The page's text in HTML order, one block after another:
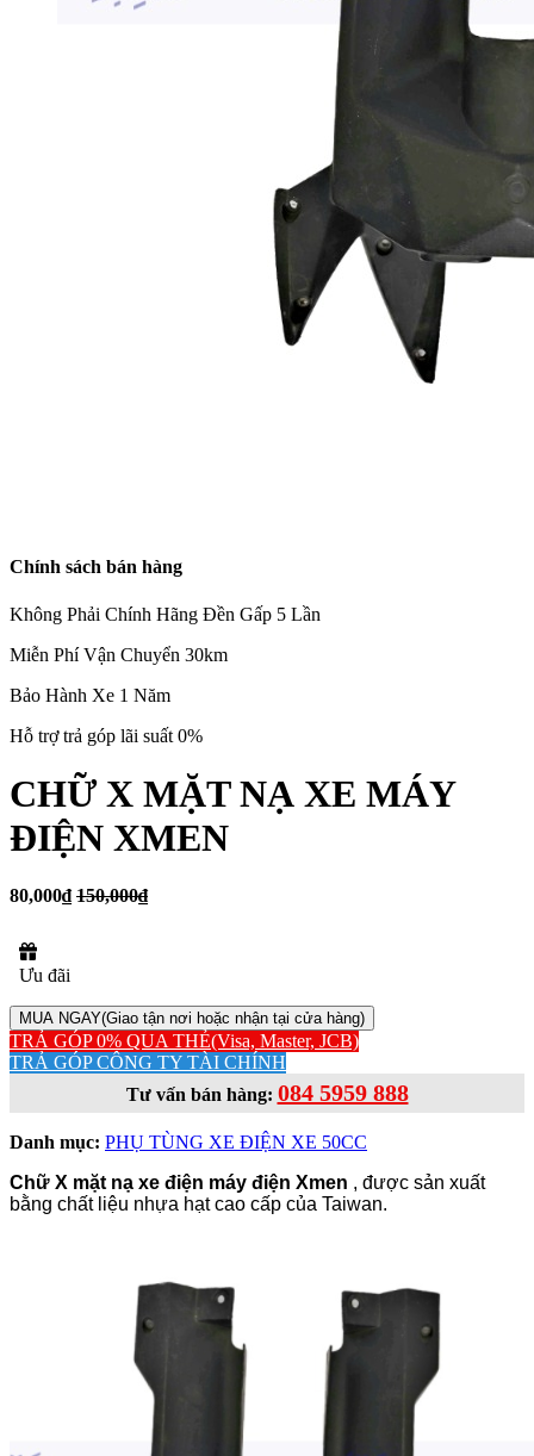
Chính sách bán hàng
Không Phải Chính Hãng Đền Gấp 5 Lần
Miễn Phí Vận Chuyển 30km
Bảo Hành Xe 1 Năm
Hỗ trợ trả góp lãi suất 0%
CHỮ X MẶT NẠ XE MÁY
ĐIỆN XMEN
80,000₫ 150,000₫
Ưu đãi
MUA NGAY(Giao tận nơi hoặc nhận tại cửa hàng)
TRẢ GÓP 0% QUA THẺ(Visa, Master, JCB)
TRẢ GÓP CÔNG TY TÀI CHÍNH
Tư vấn bán hàng: 084 5959 888
Danh mục: PHỤ TÙNG XE ĐIỆN XE 50CC
Chữ X mặt nạ xe điện máy điện Xmen , được sản xuất
bằng chất liệu nhựa hạt cao cấp của Taiwan.